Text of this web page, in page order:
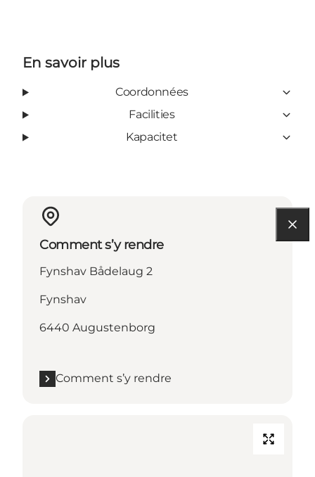
En savoir plus
Coordonnées
Facilities
Kapacitet
Comment s’y rendre
Fynshav Bådelaug 2
Fynshav
6440 Augustenborg
Comment s’y rendre